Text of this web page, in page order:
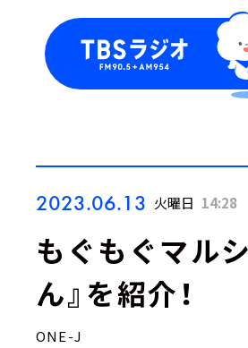
2023.06.13 火曜日 14:28
もぐもぐマル
ん』を紹介！
ONE-J